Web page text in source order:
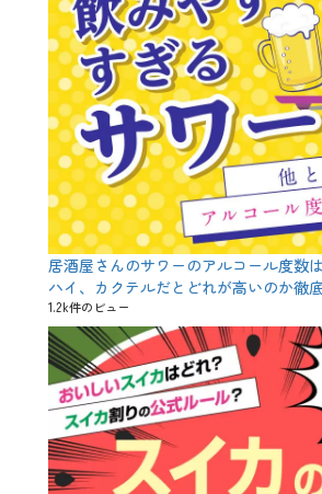
居酒屋さんのサワーのアルコール度数
ハイ、カクテルだとどれが高いのか徹
1.2k件のビュー